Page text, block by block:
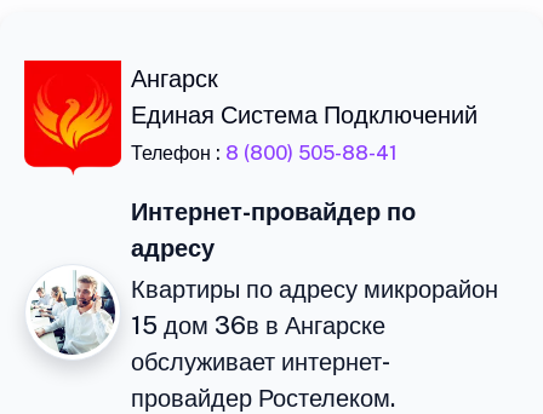
Ангарск
Единая Система Подключений
Телефон : 8 (800) 505-88-41
Интернет-провайдер по
адресу
Квартиры по адресу микрорайон
15 дом 36в в Ангарске
обслуживает интернет-
провайдер Ростелеком.